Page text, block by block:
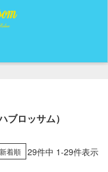
ロッサム）
新着順 29件中 1-29件表示